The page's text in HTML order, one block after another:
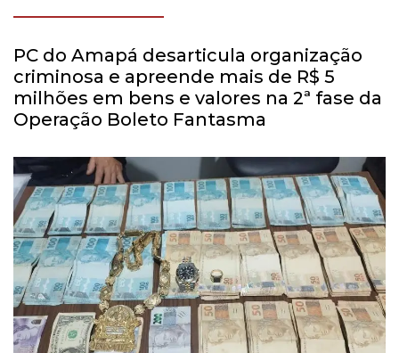
PC do Amapá desarticula organização
criminosa e apreende mais de R$ 5
milhões em bens e valores na 2ª fase da
Operação Boleto Fantasma